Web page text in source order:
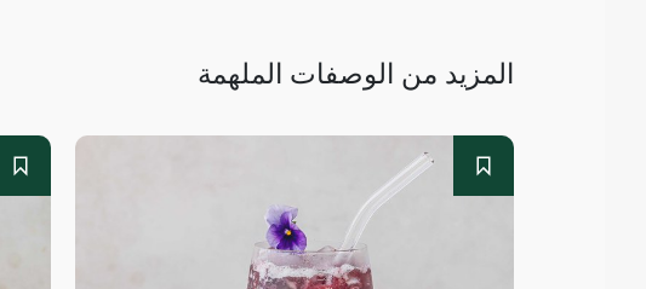
المزيد من الوصفات الملهمة